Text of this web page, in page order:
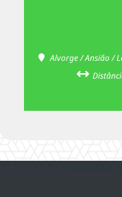
Alvorge / Ansião /